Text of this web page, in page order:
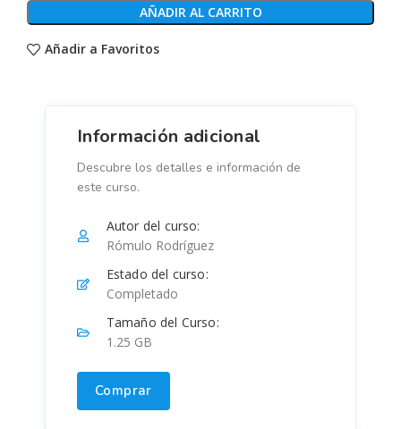
AÑADIR AL CARRITO
Añadir a Favoritos
Información adicional
Descubre los detalles e información de
este curso.
Autor del curso:
Rómulo Rodríguez
Estado del curso:
Completado
Tamaño del Curso:
1.25 GB
Comprar